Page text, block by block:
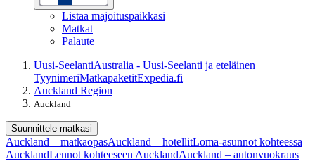
Listaa majoituspaikkasi
Matkat
Palaute
Uusi-SeelantiAustralia - Uusi-Seelanti ja eteläinen
TyynimeriMatkapaketitExpedia.fi
Auckland Region
Auckland
Suunnittele matkasi
Auckland – matkaopasAuckland – hotellitLoma-asunnot kohteessa
AucklandLennot kohteeseen AucklandAuckland – autonvuokraus